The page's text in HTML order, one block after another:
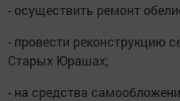
- осуществить ремонт
- провести реконструкцию
Старых Юрашах;
- на средства